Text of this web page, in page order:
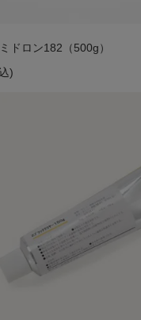
ドロン182（500g）
)